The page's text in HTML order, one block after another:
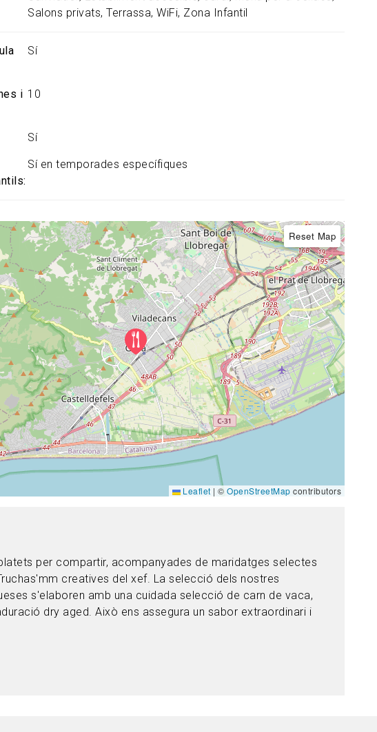
Salons privats Terrassa WiFi Zona Infantil
Sí
i 10
Sí
Sí en temporades específiques
Reset Map
Leaflet | © OpenStreetMap contributors
per compartir, acompanyades de maridatges selectes
creatives del xef. La selecció dels nostres
s'elaboren amb una cuidada selecció de carn de vaca,
dry aged. Això ens assegura un sabor extraordinari i